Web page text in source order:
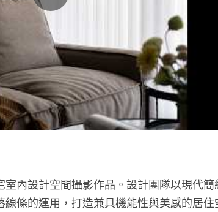
內設計空間攝影作品。設計團隊以現代
條的運用，打造兼具機能性與美感的居